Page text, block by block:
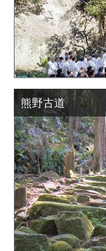
熊野古道